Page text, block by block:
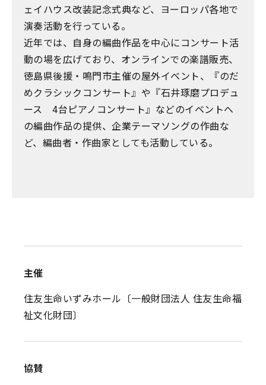
ェイハウス改装記念式典など、ヨーロッパ各地で
演奏活動を行っている。
近年では、自身の編曲作品を中心にコンサート活
動の場を広げており、オンラインでの楽譜販売、
徳島県後援・鳴門市主催の屋外イベント、『のだ
めクラシックコンサート』や『石井琢磨プロデュ
ース 4台ピアノコンサート』などのイベントへ
の編曲作品の提供、企業テーマソングの作曲な
ど、編曲者・作曲家としても活動している。
主催
住友生命いずみホール〔一般財団法人 住友生命福
祉文化財団〕
協賛